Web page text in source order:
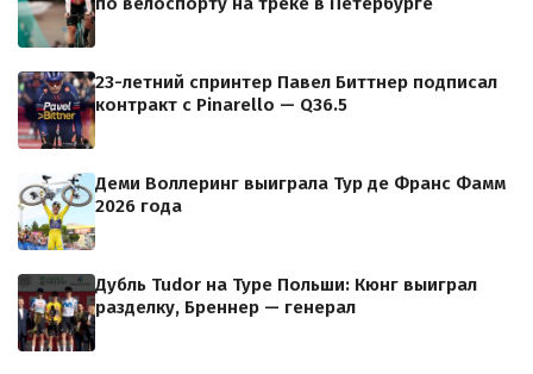
23-летний спринтер Павел Биттнер подписал
контракт с Pinarello — Q36.5
Деми Воллеринг выиграла Тур де Франс Фамм
2026 года
Дубль Tudor на Туре Польши: Кюнг выиграл
разделку, Бреннер — генерал